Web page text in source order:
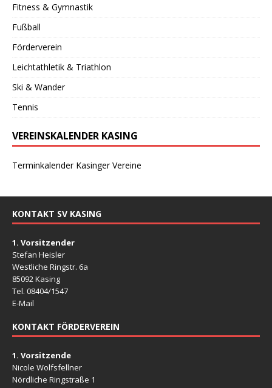
Fitness & Gymnastik
Fußball
Förderverein
Leichtathletik & Triathlon
Ski & Wander
Tennis
VEREINSKALENDER KASING
Terminkalender Kasinger Vereine
KONTAKT SV KASING
1. Vorsitzender
Stefan Heisler
Westliche Ringstr. 6a
85092 Kasing
Tel. 08404/1547
E-Mail
KONTAKT FÖRDERVEREIN
1. Vorsitzende
Nicole Wolfsfellner
Nördliche Ringstraße 1